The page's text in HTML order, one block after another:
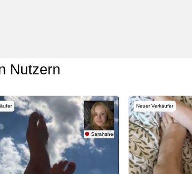
Nutzern
Sarahshereen
Neuer Verkäufer